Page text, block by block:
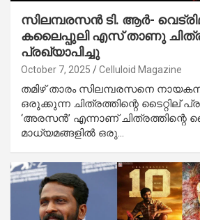
സിലമ്പരസൻ ടി. ആർ-
കലൈപ്പുലി എസ് താണു
പ്രഖ്യാപിച്ചു
October 7, 2025 Celluloid Magazine
തമിഴ് താരം സിലമ്പരസനെ
ഒരുക്കുന്ന ചിത്രത്തിന്റെ ടൈറ്റില്
‘അരസൻ’ എന്നാണ് ചിത്രത്തിന്റെ
മാധ്യമങ്ങളിൽ ഒരു…